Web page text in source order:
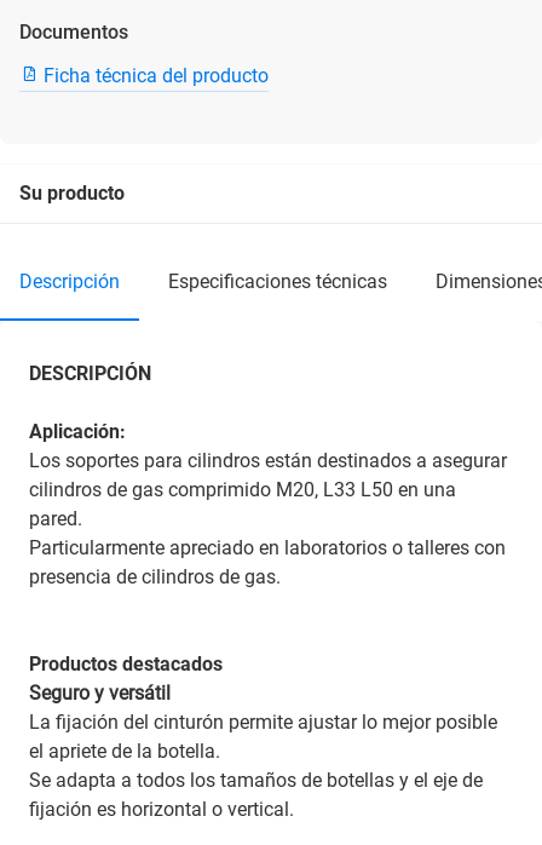
Documentos
Ficha técnica del producto
Su producto
descripción especificaciones técnicas
DESCRIPCIÓN
Aplicación:
Los soportes para cilindros están destinados a asegurar
cilindros de gas comprimido M20, L33 L50 en una
pared.
Particularmente apreciado en laboratorios o talleres con
presencia de cilindros de gas.
Productos destacados
Seguro y versátil
La fijación del cinturón permite ajustar lo mejor posible
el apriete de la botella.
Se adapta a todos los tamaños de botellas y el eje de
fijación es horizontal o vertical.